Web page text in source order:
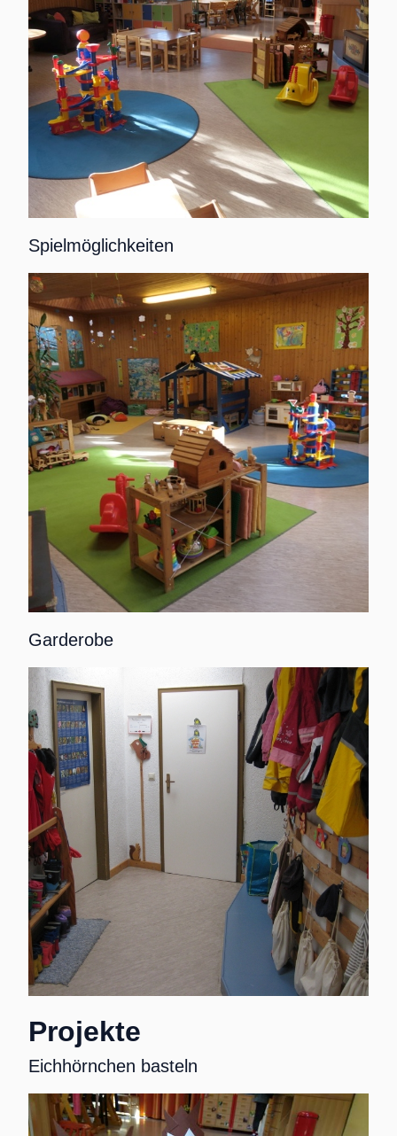
Spielmöglichkeiten
Garderobe
Projekte
Eichhörnchen basteln